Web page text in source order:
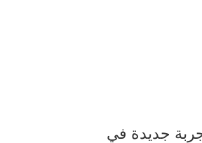
جديدة في